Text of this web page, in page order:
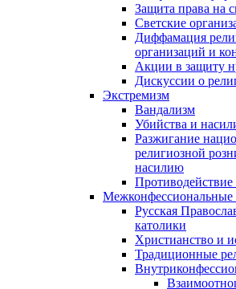
Защита права на
Светские
Диффамация
организаций и
Акции в защиту
Дискуссии о
Экстремизм
Вандализм
Убийства и
Разжигание
религиозной
насилию
Противодействие
Межконфессиональные
Русская
католики
Христианство и
Традиционные